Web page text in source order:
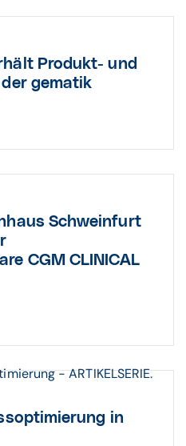
Produkt- und
gematik
Schweinfurt
CGM CLINICAL
- ARTIKELSERIE.
in